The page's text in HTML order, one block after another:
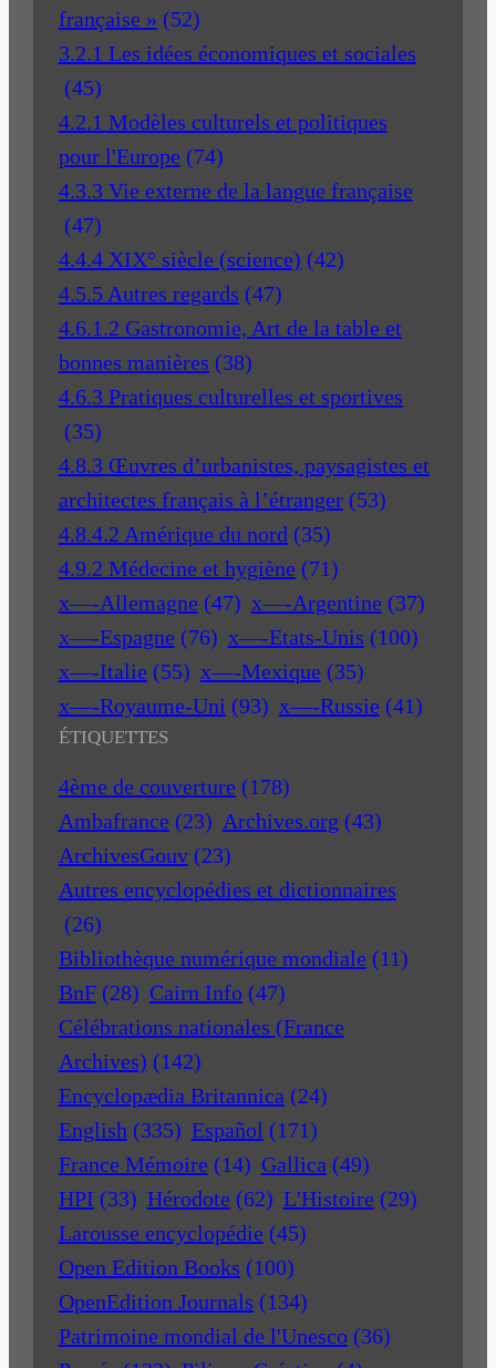
française » (52)
3.2.1 Les idées économiques et sociales
(45)
4.2.1 Modèles culturels et politiques
pour l'Europe (74)
4.3.3 Vie externe de la langue française
(47)
4.4.4 XIX° siècle (science) (42)
4.5.5 Autres regards (47)
4.6.1.2 Gastronomie, Art de la table et
bonnes manières (38)
4.6.3 Pratiques culturelles et sportives
(35)
4.8.3 Œuvres d’urbanistes, paysagistes et
architectes français à l’étranger (53)
4.8.4.2 Amérique du nord (35)
4.9.2 Médecine et hygiène (71)
x—-Allemagne (47) x—-Argentine (37)
x—-Espagne (76) x—-Etats-Unis (100)
x—-Italie (55) x—-Mexique (35)
x—-Royaume-Uni (93) x—-Russie (41)
ÉTIQUETTES
4ème de couverture (178)
Ambafrance (23) Archives.org (43)
ArchivesGouv (23)
Autres encyclopédies et dictionnaires
(26)
Bibliothèque numérique mondiale (11)
BnF (28) Cairn Info (47)
Célébrations nationales (France
Archives) (142)
Encyclopædia Britannica (24)
English (335) Español (171)
France Mémoire (14) Gallica (49)
HPI (33) Hérodote (62) L'Histoire (29)
Larousse encyclopédie (45)
Open Edition Books (100)
OpenEdition Journals (134)
Patrimoine mondial de l'Unesco (36)